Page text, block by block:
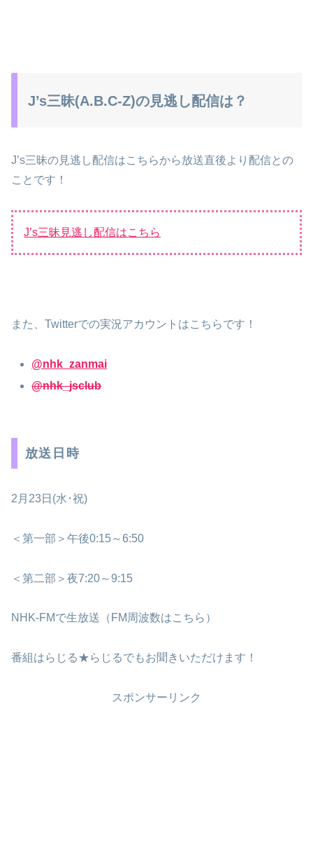
J’s三昧(A.B.C-Z)の見逃し配信は？
J’s三昧の見逃し配信はこちらから放送直後より配信との
ことです！
J’s三昧見逃し配信はこちら
また、Twitterでの実況アカウントはこちらです！
@nhk_zanmai
@nhk_jsclub
放送日時
2月23日(水･祝)
＜第一部＞午後0:15～6:50
＜第二部＞夜7:20～9:15
NHK-FMで生放送（FM周波数はこちら）
番組はらじる★らじるでもお聞きいただけます！
スポンサーリンク